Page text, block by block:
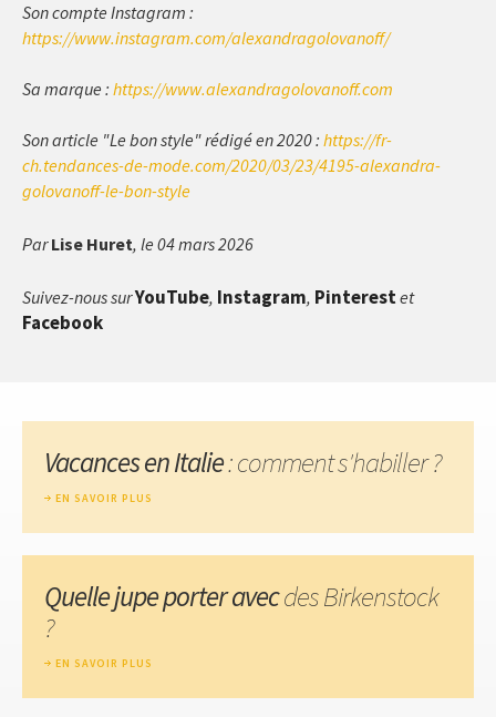
Son compte Instagram :
https://www.instagram.com/alexandragolovanoff/
Sa marque : https://www.alexandragolovanoff.com
Son article "Le bon style" rédigé en 2020 : https://fr-
ch.tendances-de-mode.com/2020/03/23/4195-alexandra-
golovanoff-le-bon-style
ParLise Huret, le 04 mars 2026
Suivez-nous surYouTube, Instagram, Pinterestet
Facebook
Vacances en Italie: comment s'habiller ?
EN SAVOIR PLUS
Quelle jupe porter avecdes Birkenstock
?
EN SAVOIR PLUS